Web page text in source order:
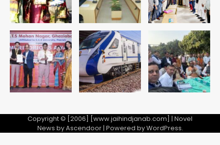
4
Avinash Kumar
5
Noida Sector-49: सेक्टर-49 में 18
साल की मेड ने की खुदकुशी, शरीर पर नहीं मिली
कोई बाहरी
Avinash Kumar
Copyright © [2006] [www.jaihindjanab.com] | Novel
News byAscendoor| Powered byWordPress.